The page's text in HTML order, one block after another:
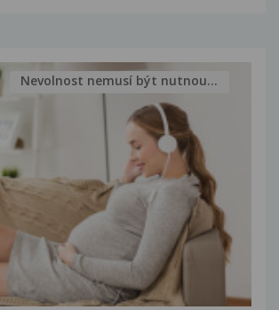
Nevolnost nemusí být nutnou...